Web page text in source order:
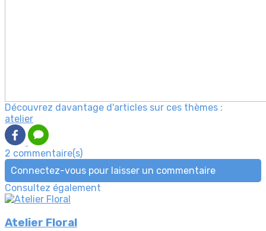
Découvrez davantage d'articles sur ces thèmes :
atelier
2 commentaire(s)
Connectez-vous pour laisser un commentaire
Consultez également
Atelier Floral